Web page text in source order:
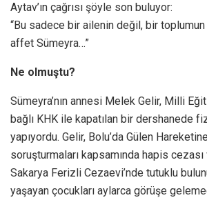
Aytav’ın çağrısı şöyle son buluyor:
“Bu sadece bir ailenin değil, bir toplumun
affet Sümeyra…”
Ne olmuştu?
Sümeyra’nın annesi Melek Gelir, Milli
bağlı KHK ile kapatılan bir dershanede
yapıyordu. Gelir, Bolu’da Gülen
soruşturmaları kapsamında hapis
Sakarya Ferizli Cezaevi’nde tutuklu
yaşayan çocukları aylarca görüşe